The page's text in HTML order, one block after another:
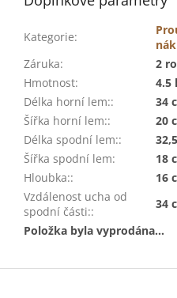
Kategorie:
Záruka:
2
Hmotnost:
4.5
Délka horní lem::
34
Šířka horní lem::
20
Délka spodní lem::
Šířka spodní lem:
18
Hloubka::
16
Vzdálenost ucha od
spodní části::
34
Položka byla vyprodána…
Z